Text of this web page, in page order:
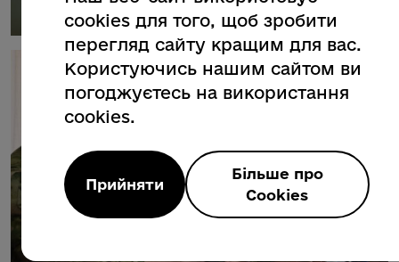
cookies для того, щоб зробити
перегляд сайту кращим для вас.
Користуючись нашим сайтом ви
погоджуєтесь на використання
cookies.
Прийняти
Більше про
Cookies